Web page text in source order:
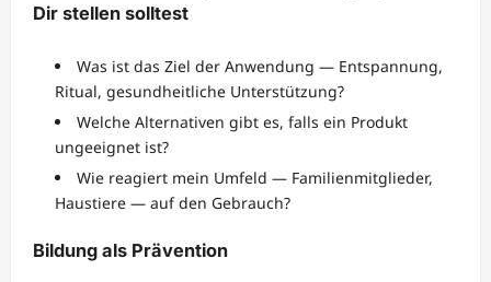
Dir stellen solltest
Was ist das Ziel der Anwendung — Entspannung,
Ritual, gesundheitliche Unterstützung?
Welche Alternativen gibt es, falls ein Produkt
ungeeignet ist?
Wie reagiert mein Umfeld — Familienmitglieder,
Haustiere — auf den Gebrauch?
Bildung als Prävention